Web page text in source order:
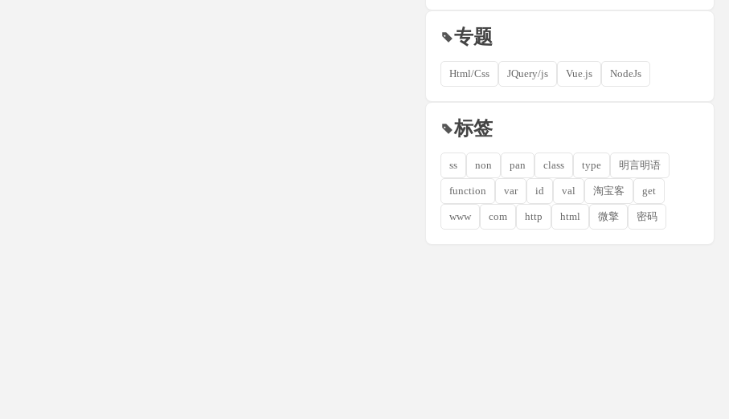
专题
Html/Css JQuery/js Vue.js NodeJs
标签
ss non pan class type 明言明语
function var id val 淘宝客 get
www com http html 微擎 密码